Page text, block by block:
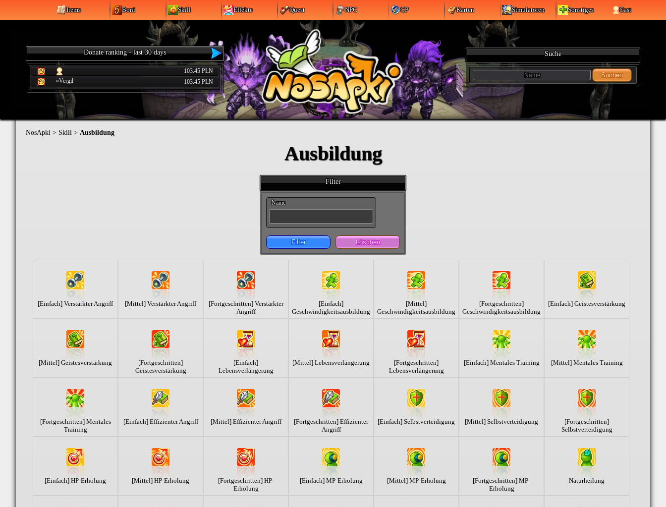
Items Boni Skill Effekte Quest NPC CP Karten Simulatoren Sonstiges Gast
Donate ranking - last 30 days
103.45 PLN
»Vergil
103.45 PLN
Suche
Suchen
NosApki > Skill > Ausbildung
Ausbildung
Filter
Name
Filter Löschen
[Einfach] Verstärkter Angriff [Mittel] Verstärkter Angriff
[Fortgeschritten] Verstärkter
Angriff
[Einfach]
Geschwindigkeitsausbildung
[Mittel]
Geschwindigkeitsausbildung
[Fortgeschritten]
Geschwindigkeitsausbildung
[Einfach] Geistesverstärkung
[Mittel] Geistesverstärkung
[Fortgeschritten]
Geistesverstärkung
[Einfach]
Lebensverlängerung
[Mittel] Lebensverlängerung
[Fortgeschritten]
Lebensverlängerung
[Einfach] Mentales Training [Mittel] Mentales Training
[Fortgeschritten] Mentales
Training
[Einfach] Effizienter Angriff [Mittel] Effizienter Angriff
[Fortgeschritten] Effizienter
Angriff
[Einfach] Selbstverteidigung [Mittel] Selbstverteidigung
[Fortgeschritten]
Selbstverteidigung
[Einfach] HP-Erholung [Mittel] HP-Erholung
[Fortgeschritten] HP-
Erholung
[Einfach] MP-Erholung [Mittel] MP-Erholung
[Fortgeschritten] MP-
Erholung
Naturheilung